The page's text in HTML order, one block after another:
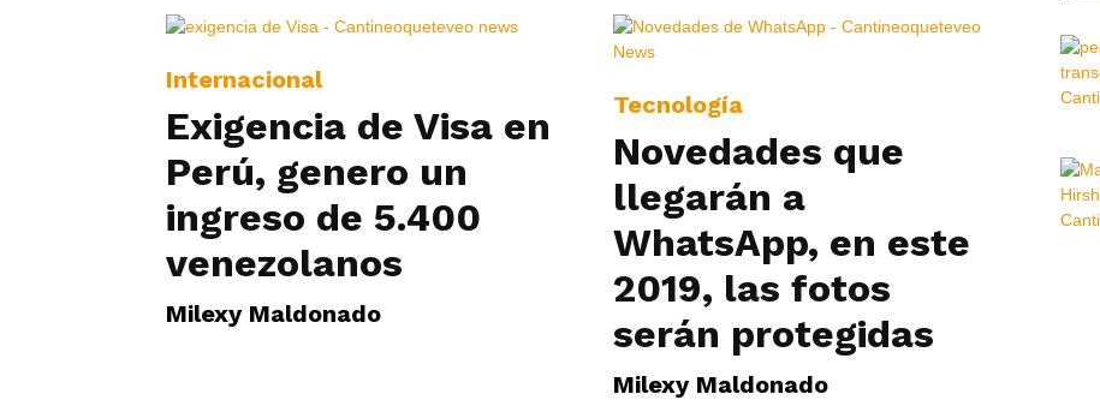
Internacional
Exigencia de Visa en
Perú, genero un
ingreso de 5.400
venezolanos
Milexy Maldonado
Tecnología
Novedades que
llegarán a
WhatsApp, en este
2019, las fotos
serán protegidas
Milexy Maldonado